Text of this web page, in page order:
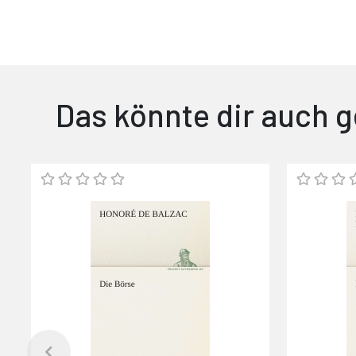
Das könnte dir auch